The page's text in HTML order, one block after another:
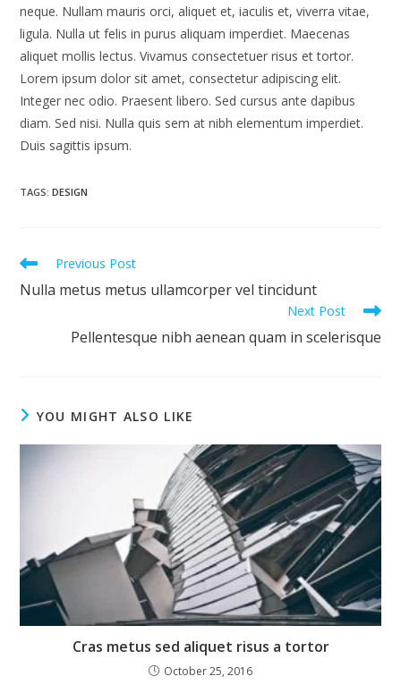
neque. Nullam mauris orci, aliquet et, iaculis et, viverra vitae,
ligula. Nulla ut felis in purus aliquam imperdiet. Maecenas
aliquet mollis lectus. Vivamus consectetuer risus et tortor.
Lorem ipsum dolor sit amet, consectetur adipiscing elit.
Integer nec odio. Praesent libero. Sed cursus ante dapibus
diam. Sed nisi. Nulla quis sem at nibh elementum imperdiet.
Duis sagittis ipsum.
TAGS:DESIGN
Read
articles
Previous Post
Nulla metus metus ullamcorper vel tincidunt
Next Post
Pellentesque nibh aenean quam in scelerisque
YOU MIGHT ALSO LIKE
Cras metus sed aliquet risus a tortor
October 25, 2016